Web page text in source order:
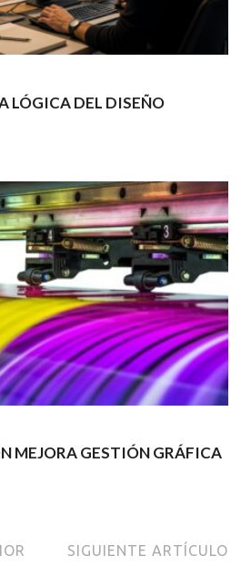
LÓGICA DEL DISEÑO
MEJORA GESTIÓN GRÁFICA
SIGUIENTE ARTÍCULO